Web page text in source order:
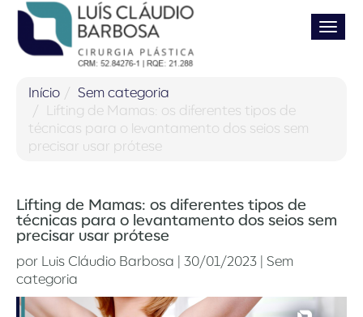
Pular
para
o
Início
Sem categoria
Lifting de Mamas: os diferentes tipos de
técnicas para o levantamento dos seios sem
precisar usar prótese
Lifting de Mamas: os diferentes tipos de
técnicas para o levantamento dos seios sem
precisar usar prótese
por Luis Cláudio Barbosa 30/01/2023 Sem
categoria